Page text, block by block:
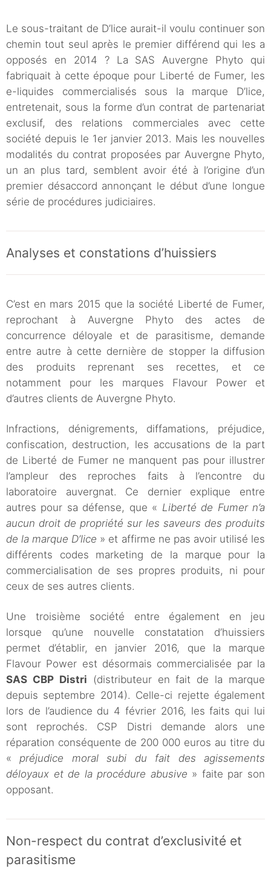
Le sous-traitant de D’lice aurait-il voulu continuer son
chemin tout seul après le premier différend qui les a
opposés en 2014 ? La SAS Auvergne Phyto qui
fabriquait à cette époque pour Liberté de Fumer, les
e-liquides commercialisés sous la marque D’lice,
entretenait, sous la forme d’un contrat de partenariat
exclusif, des relations commerciales avec cette
société depuis le 1er janvier 2013. Mais les nouvelles
modalités du contrat proposées par Auvergne Phyto,
un an plus tard, semblent avoir été à l’origine d’un
premier désaccord annonçant le début d’une longue
série de procédures judiciaires.
Analyses et constations d’huissiers
C’est en mars 2015 que la société Liberté de Fumer,
reprochant à Auvergne Phyto des actes de
concurrence déloyale et de parasitisme, demande
entre autre à cette dernière de stopper la diffusion
des produits reprenant ses recettes, et ce
notamment pour les marques Flavour Power et
d’autres clients de Auvergne Phyto.
Infractions, dénigrements, diffamations, préjudice,
confiscation, destruction, les accusations de la part
de Liberté de Fumer ne manquent pas pour illustrer
l’ampleur des reproches faits à l’encontre du
laboratoire auvergnat. Ce dernier explique entre
autres pour sa défense, que « Liberté de Fumer n’a
aucun droit de propriété sur les saveurs des produits
de la marque D’lice » et affirme ne pas avoir utilisé les
différents codes marketing de la marque pour la
commercialisation de ses propres produits, ni pour
ceux de ses autres clients.
Une troisième société entre également en jeu
lorsque qu’une nouvelle constatation d’huissiers
permet d’établir, en janvier 2016, que la marque
Flavour Power est désormais commercialisée par la
SAS CBP Distri (distributeur en fait de la marque
depuis septembre 2014). Celle-ci rejette également
lors de l’audience du 4 février 2016, les faits qui lui
sont reprochés. CSP Distri demande alors une
réparation conséquente de 200 000 euros au titre du
« préjudice moral subi du fait des agissements
déloyaux et de la procédure abusive » faite par son
opposant.
Non-respect du contrat d’exclusivité et
parasitisme